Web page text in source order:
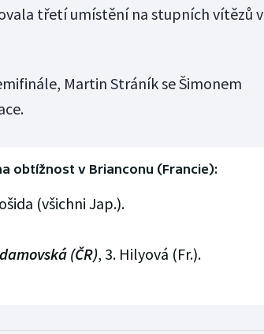
třetí umístění na stupních vítězů v
Martin Stráník se Šimonem
obtížnost v Brianconu (Francie):
(všichni Jap.).
(ČR), 3. Hilyová (Fr.).